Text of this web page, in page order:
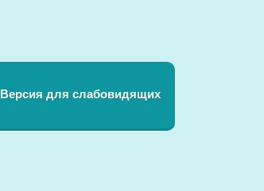
Версия для слабовидящих